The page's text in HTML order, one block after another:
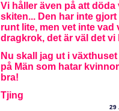
Vi håller även på att
skiten... Den har inte
runt lite, men vet inte vad
dragkrok, det är väl det vi
Nu skall jag ut i
på Män som hatar
bra!
Tjing
29